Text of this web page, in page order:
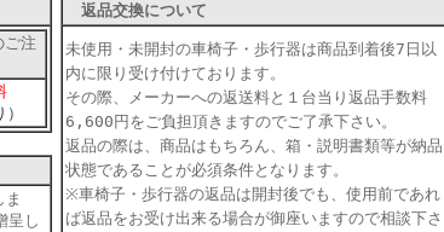
注
呈し
返品交換について
未使用・未開封の車椅子・歩行器は商品到着後7日以
内に限り受け付けております。
その際、メーカーへの返送料と１台当り返品手数料
6,600円をご負担頂きますのでご了承下さい。
返品の際は、商品はもちろん、箱・説明書類等が納品
状態であることが必須条件となります。
※車椅子・歩行器の返品は開封後でも、使用前であれ
ば返品をお受け出来る場合が御座いますので相談下さ